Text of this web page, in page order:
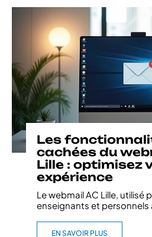
Les
cachées du
Lille : optimisez
expérience
Le webmail AC Lille, utilisé
enseignants et
EN SAVOIR PLUS